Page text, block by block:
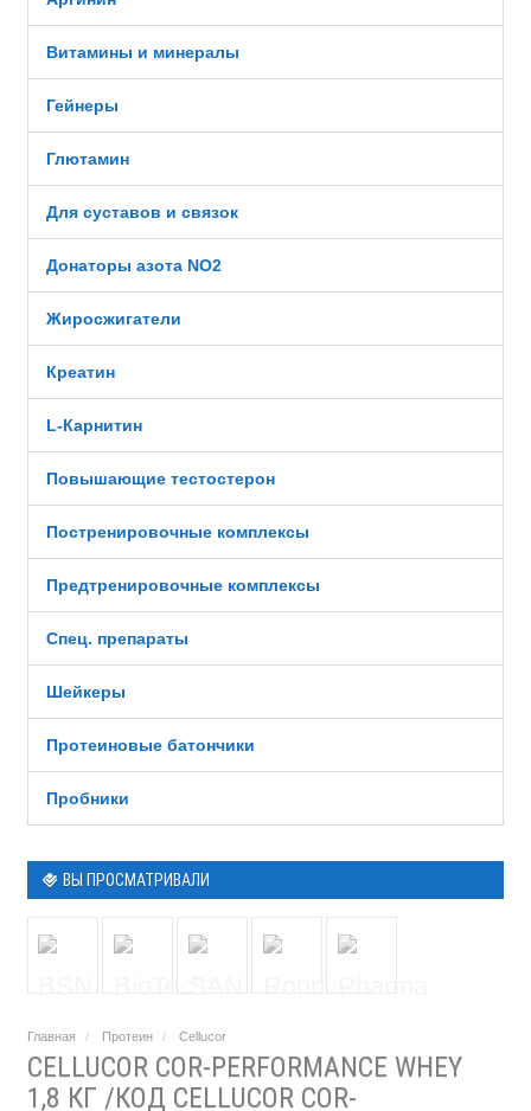
Витамины и минералы
Гейнеры
Глютамин
Для суставов и связок
Донаторы азота NO2
Жиросжигатели
Креатин
L-Карнитин
Повышающие тестостерон
Постренировочные комплексы
Предтренировочные комплексы
Спец. препараты
Шейкеры
Протеиновые батончики
Пробники
ВЫ ПРОСМАТРИВАЛИ
Главная Протеин Cellucor
CELLUCOR COR-PERFORMANCE WHEY
1,8 КГ /КОД CELLUCOR COR-